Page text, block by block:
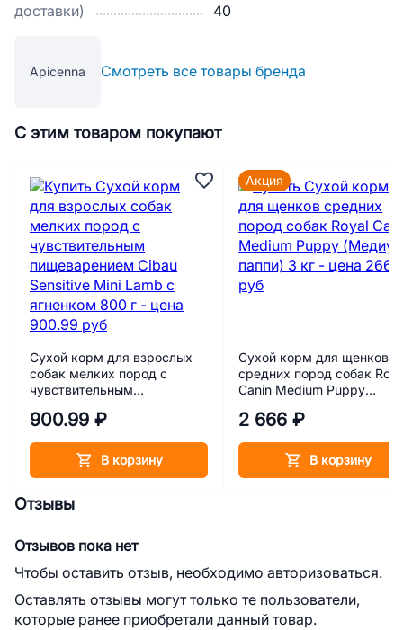
доставки)
40
Apicenna Смотреть все товары бренда
С этим товаром покупают
Сухой корм для взрослых
собак мелких пород с
чувствительным
Sensitive Mini Lamb с
900.99 ₽
В корзину
Сухой корм для щенков
средних пород собак
Canin Medium Puppy
2 666 ₽
В корзину
Акция
Отзывы
Отзывов пока нет
Чтобы оставить отзыв, необходимо авторизоваться.
Оставлять отзывы могут только те пользователи,
которые ранее приобретали данный товар.